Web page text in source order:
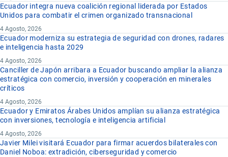
Ecuador integra nueva coalición regional liderada por Estados
Unidos para combatir el crimen organizado transnacional
4 Agosto, 2026
Ecuador moderniza su estrategia de seguridad con drones, radares
e inteligencia hasta 2029
4 Agosto, 2026
Canciller de Japón arribara a Ecuador buscando ampliar la alianza
estratégica con comercio, inversión y cooperación en minerales
críticos
4 Agosto, 2026
Ecuador y Emiratos Árabes Unidos amplían su alianza estratégica
con inversiones, tecnología e inteligencia artificial
4 Agosto, 2026
Javier Milei visitará Ecuador para firmar acuerdos bilaterales con
Daniel Noboa: extradición, ciberseguridad y comercio